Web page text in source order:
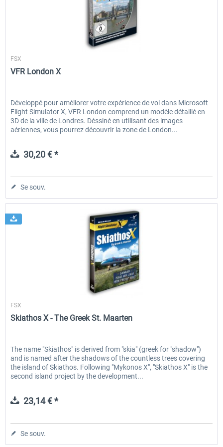
Aerosoft
FSX
VFR London X
Développé pour améliorer votre expérience de vol dans Microsoft
Flight Simulator X, VFR London comprend un modèle détaillé en
3D de la ville de Londres. Déssiné en utilisant des images
aériennes, vous pourrez découvrir la zone de London...
30,20 € *
Se souv.
Aerosoft
FSX
Skiathos X - The Greek St. Maarten
The name "Skiathos" is derived from "skia" (greek for "shadow")
and is named after the shadows of the countless trees covering
the island of Skiathos. Following "Mykonos X", "Skiathos X" is the
second island project by the development...
23,14 € *
Se souv.